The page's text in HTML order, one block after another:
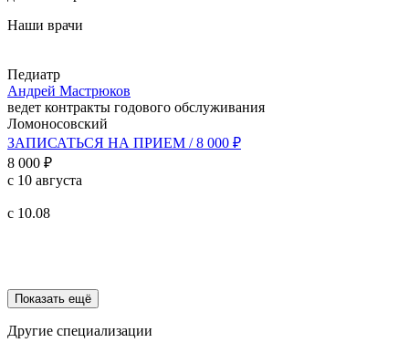
Наши врачи
Педиатр
Андрей Мастрюков
ведет контракты годового обслуживания
Ломоносовский
ЗАПИСАТЬСЯ НА ПРИЕМ / 8 000 ₽
8 000 ₽
с 10 августа
с 10.08
Показать ещё
Другие специализации